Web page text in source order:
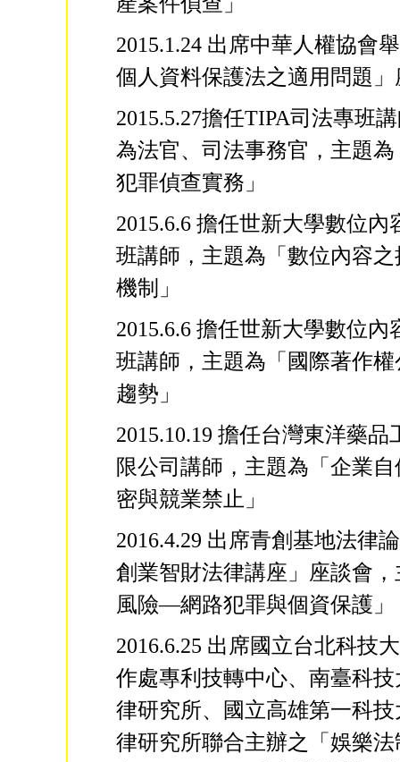
2015.1.24 出席中華人權協會
個人資料保護法之適用問題」
2015.5.27擔任TIPA司法專班
為法官、司法事務官，主題
犯罪偵查實務」
2015.6.6 擔任世新大學數位內
班講師，主題為「數位內容
機制」
2015.6.6 擔任世新大學數位內
班講師，主題為「國際著作
趨勢」
2015.10.19 擔任台灣東洋藥品
限公司講師，主題為「企業
密與競業禁止」
2016.4.29 出席青創基地法律
創業智財法律講座」座談會
風險—網路犯罪與個資保護」
2016.6.25 出席國立台北科技
作處專利技轉中心、南臺科
律研究所、國立高雄第一科
律研究所聯合主辦之「娛樂